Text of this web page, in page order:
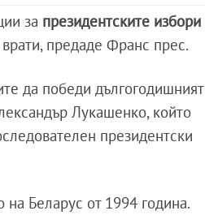
за президентските избори
предаде Франс прес.
да победи дългогодишният
Лукашенко, който
президентски
Беларус от 1994 година.